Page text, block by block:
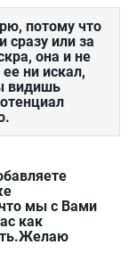
потому что
или за
она и не
ни искал,
видишь
мы с Вами
как